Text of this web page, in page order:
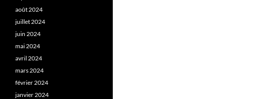
août 2024
juillet 2024
juin 2024
mai 2024
avril 2024
mars 2024
février 2024
janvier 2024